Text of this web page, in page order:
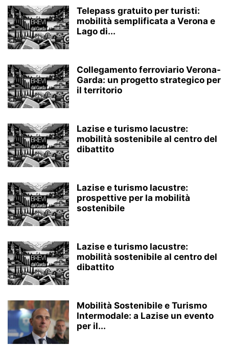
Telepass gratuito per turisti:
mobilità semplificata a Verona e
Lago di...
Collegamento ferroviario Verona-
Garda: un progetto strategico per
il territorio
Lazise e turismo lacustre:
mobilità sostenibile al centro del
dibattito
Lazise e turismo lacustre:
prospettive per la mobilità
sostenibile
Lazise e turismo lacustre:
mobilità sostenibile al centro del
dibattito
Mobilità Sostenibile e Turismo
Intermodale: a Lazise un evento
per il...